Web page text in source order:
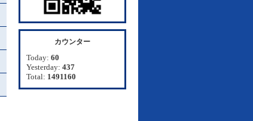
カウンター
Today: 60
Yesterday: 437
Total: 1491160